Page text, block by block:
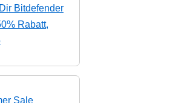
Bitdefender
Rabatt,